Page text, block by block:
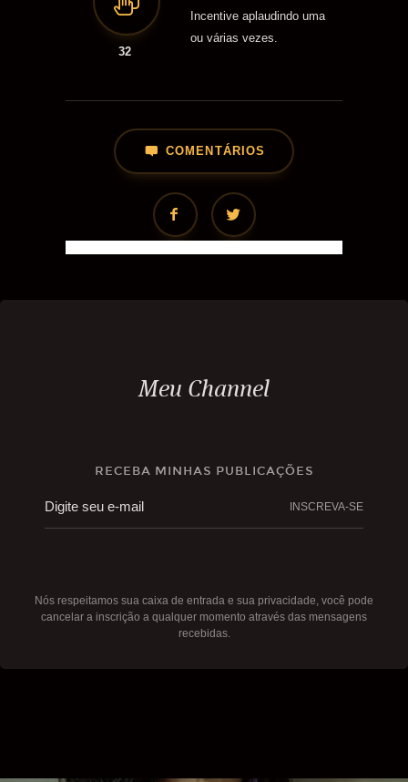
32
Incentive aplaudindo uma
ou várias vezes.
COMENTÁRIOS
Meu Channel
RECEBA MINHAS PUBLICAÇÕES
INSCREVA-SE
Nós respeitamos sua caixa de entrada e sua privacidade, você pode
cancelar a inscrição a qualquer momento através das mensagens
recebidas.